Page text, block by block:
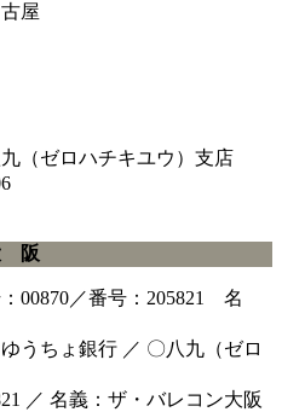
屋
（ゼロハチキユウ）支店
阪
00870／番号：205821 名
うちょ銀行 ／ 〇八九（ゼロ
／ 名義：ザ・バレコン大阪